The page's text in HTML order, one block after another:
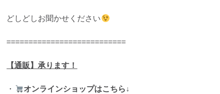
どしどしお聞かせください
===========================
【通販】承ります！
・ オンラインショップはこちら↓